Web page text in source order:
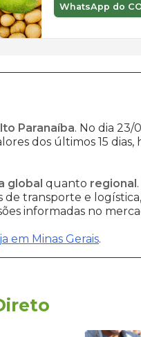
WhatsApp do
Paranaíba. No dia 23/
dos últimos 15 dias,
global quanto regional
de transporte e
informadas no
em Minas Gerais.